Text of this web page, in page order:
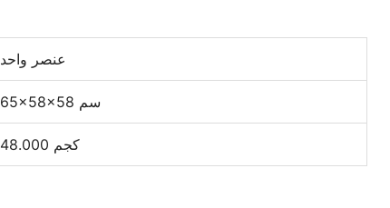
عنصر واحد
65×58×58 سم
48.000 كجم